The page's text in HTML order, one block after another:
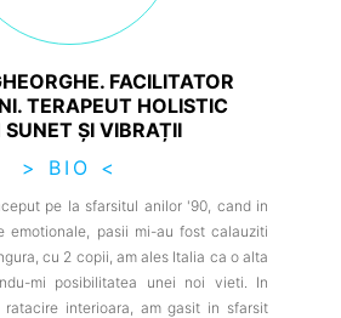
FACILITATOR
TERAPEUT HOLISTIC
SUNET ȘI VIBRAȚII
> BIO <
pe la sfarsitul anilor '90, cand in
emotionale, pasii mi-au fost calauziti
mi posibilitatea unei noi vieti. In
ratacire interioara, am gasit in sfarsit